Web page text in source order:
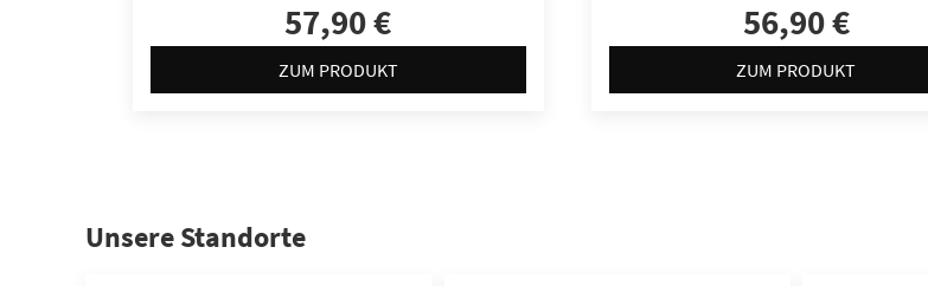
57,90 €
ZUM PRODUKT
56,90 €
ZUM PRODUKT
Unsere Standorte